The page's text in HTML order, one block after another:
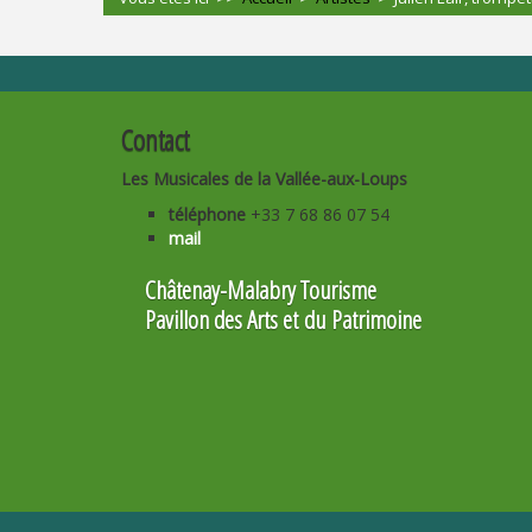
Contact
Les Musicales de la Vallée-aux-Loups
téléphone +33 7 68 86 07 54
mail
Châtenay-Malabry Tourisme
Pavillon des Arts et du Patrimoine